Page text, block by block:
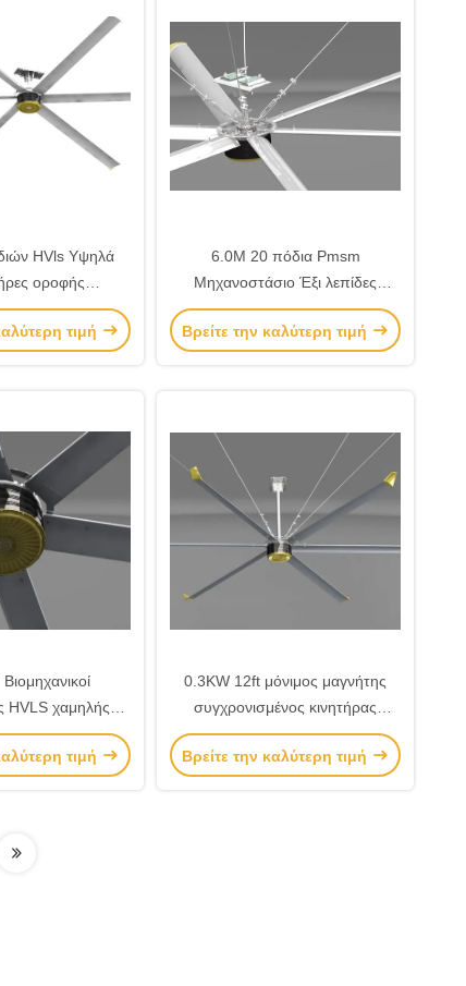
HVls Υψηλά
οροφής
τιμή
6.0M 20 πόδια Pmsm
Μηχανοστάσιο Έξι λεπίδες
Μεγάλοι ανεμιστήρες HVLS
Βρείτε την καλύτερη τιμή
HVLS χαμηλής
τιμή
0.3KW 12ft μόνιμος μαγνήτης
συγχρονισμένος κινητήρας
μεγάλοι ανεμιστήρες αποθήκης
Βρείτε την καλύτερη τιμή